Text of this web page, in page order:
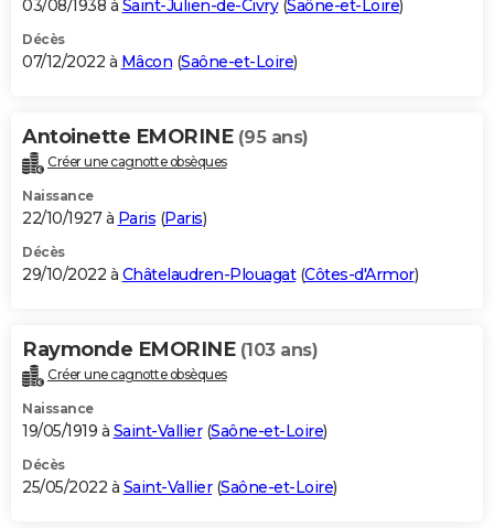
03/08/1938 à Saint-Julien-de-Civry(Saône-et-Loire)
Décès
07/12/2022 à Mâcon (Saône-et-Loire)
Antoinette EMORINE (95 ans)
Créer une cagnotte obsèques
Naissance
22/10/1927 à Paris (Paris)
Décès
29/10/2022 à Châtelaudren-Plouagat(Côtes-d'Armor)
Raymonde EMORINE (103 ans)
Créer une cagnotte obsèques
Naissance
19/05/1919 à Saint-Vallier(Saône-et-Loire)
Décès
25/05/2022 à Saint-Vallier(Saône-et-Loire)